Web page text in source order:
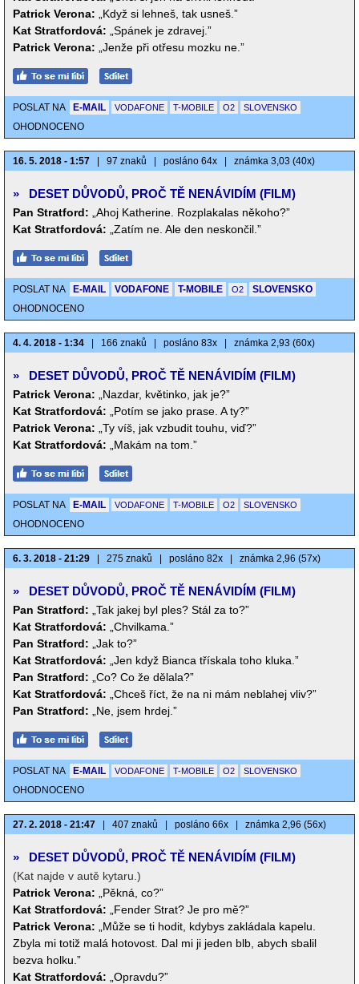
Patrick Verona:
„Když si lehneš, tak usneš.”
Kat Stratfordová:
„Spánek je zdravej.”
Patrick Verona:
„Jenže při otřesu mozku ne.”
POSLAT NA E-MAIL VODAFONE T-MOBILE O2 SLOVENSKO
OHODNOCENO
16. 5. 2018 - 1:57 97 znaků posláno 64x známka 3,03 (40x)
» DESET DŮVODŮ, PROČ TĚ NENÁVIDÍM (FILM)
Pan Stratford:
„Ahoj Katherine. Rozplakalas někoho?”
Kat Stratfordová:
„Zatím ne. Ale den neskončil.”
POSLAT NA E-MAIL VODAFONE T-MOBILE O2
SLOVENSKO
OHODNOCENO
4. 4. 2018 - 1:34 166 znaků posláno 83x známka 2,93 (60x)
» DESET DŮVODŮ, PROČ TĚ NENÁVIDÍM (FILM)
Patrick Verona:
„Nazdar, květinko, jak je?”
Kat Stratfordová:
„Potím se jako prase. A ty?”
Patrick Verona:
„Ty víš, jak vzbudit touhu, viď?”
Kat Stratfordová:
„Makám na tom.”
POSLAT NA E-MAIL VODAFONE T-MOBILE O2 SLOVENSKO
OHODNOCENO
6. 3. 2018 - 21:29 275 znaků posláno 82x známka 2,96 (57x)
» DESET DŮVODŮ, PROČ TĚ NENÁVIDÍM (FILM)
Pan Stratford:
„Tak jakej byl ples? Stál za to?”
Kat Stratfordová:
„Chvilkama.”
Pan Stratford:
„Jak to?”
Kat Stratfordová:
„Jen když Bianca třískala toho kluka.”
Pan Stratford:
„Co? Co že dělala?”
Kat Stratfordová:
„Chceš říct, že na ni mám neblahej vliv?”
Pan Stratford:
„Ne, jsem hrdej.”
POSLAT NA E-MAIL VODAFONE T-MOBILE O2 SLOVENSKO
OHODNOCENO
27. 2. 2018 - 21:47 407 znaků posláno 66x známka 2,96 (56x)
» DESET DŮVODŮ, PROČ TĚ NENÁVIDÍM (FILM)
(Kat najde v autě kytaru.)
Patrick Verona:
„Pěkná, co?”
Kat Stratfordová:
„Fender Strat? Je pro mě?”
Patrick Verona:
„Může se ti hodit, kdybys zakládala kapelu.
Zbyla mi totiž malá hotovost. Dal mi ji jeden blb, abych sbalil
bezva holku.”
Kat Stratfordová:
„Opravdu?”